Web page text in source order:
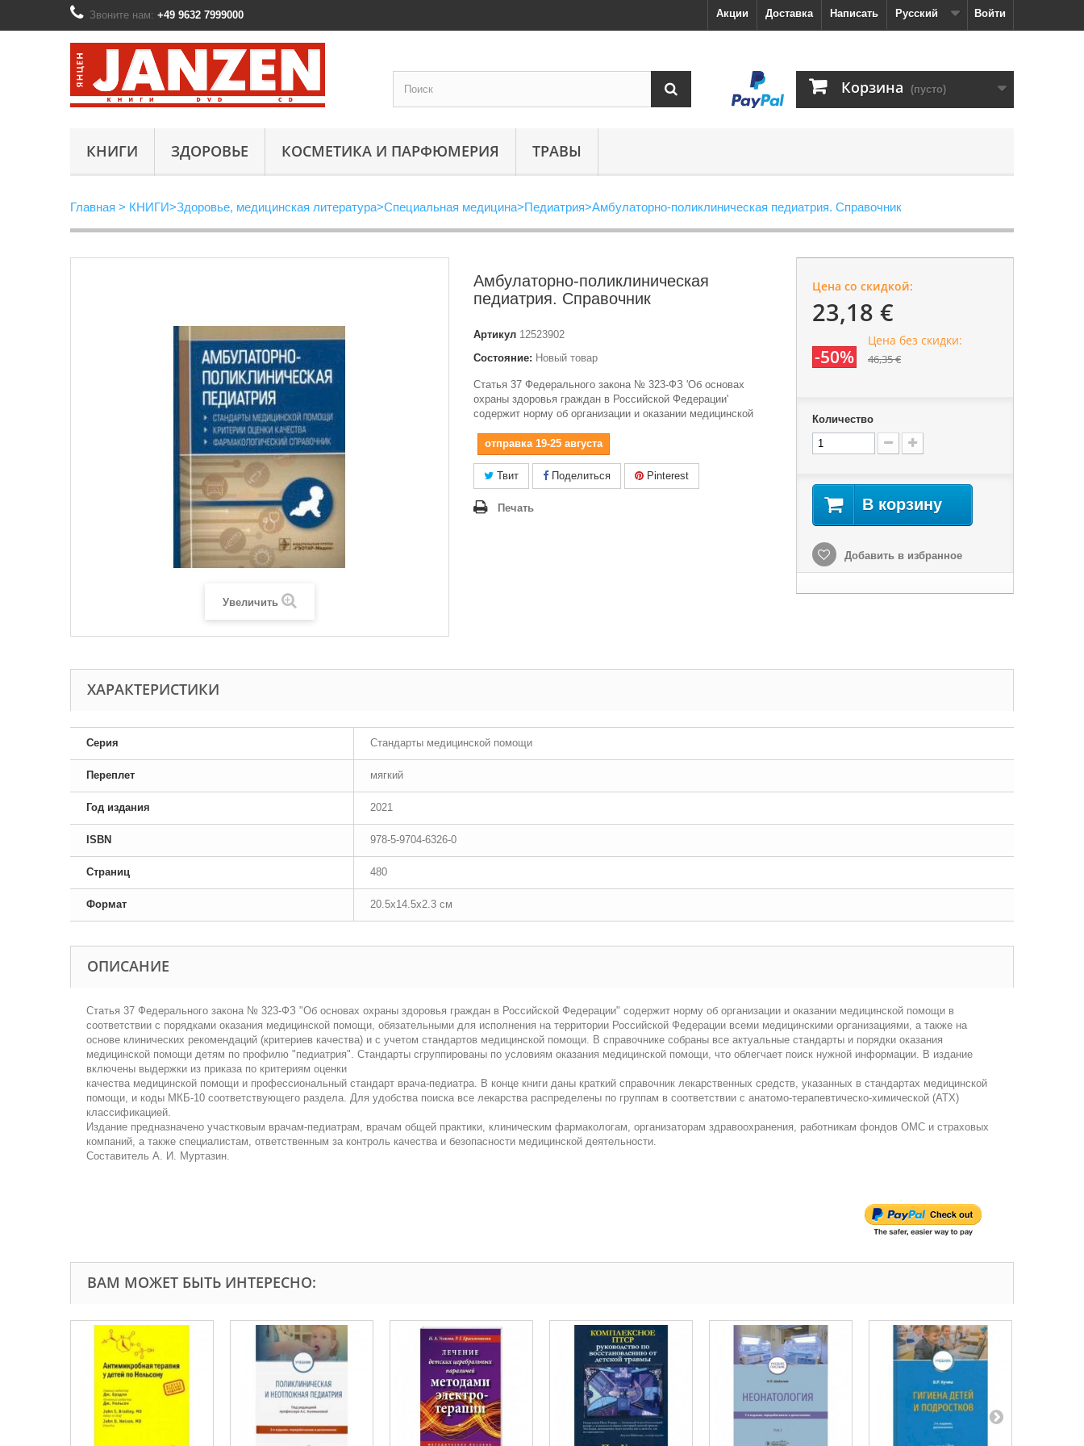
Войти
Русский
Написать
Доставка
Акции
Звоните нам: +49 9632 7999000
Корзина (пусто)
КНИГИ ЗДОРОВЬЕ КОСМЕТИКА И ПАРФЮМЕРИЯ ТРАВЫ
Главная > КНИГИ>Здоровье, медицинская литература>Специальная медицина>Педиатрия>Амбулаторно-поликлиническая педиатрия. Справочник
Увеличить
Амбулаторно-поликлиническая
педиатрия. Справочник
Артикул 12523902
Состояние: Новый товар
Статья 37 Федерального закона № 323-ФЗ 'Об основах
охраны здоровья граждан в Российской Федерации'
содержит норму об организации и оказании медицинской
отправка 19-25 августа
Твит Поделиться Pinterest
Печать
Цена со скидкой:
23,18 €
-50%
Цена без скидки:
46,35 €
Количество
В корзину
Добавить в избранное
ХАРАКТЕРИСТИКИ
Серия Стандарты медицинской помощи
Переплет мягкий
Год издания 2021
ISBN 978-5-9704-6326-0
Страниц 480
Формат 20.5x14.5x2.3 см
ОПИСАНИЕ
Статья 37 Федерального закона № 323-ФЗ "Об основах охраны здоровья граждан в Российской Федерации" содержит норму об организации и оказании медицинской помощи в
соответствии с порядками оказания медицинской помощи, обязательными для исполнения на территории Российской Федерации всеми медицинскими организациями, а также на
основе клинических рекомендаций (критериев качества) и с учетом стандартов медицинской помощи. В справочнике собраны все актуальные стандарты и порядки оказания
медицинской помощи детям по профилю "педиатрия". Стандарты сгруппированы по условиям оказания медицинской помощи, что облегчает поиск нужной информации. В издание
включены выдержки из приказа по критериям оценки
качества медицинской помощи и профессиональный стандарт врача-педиатра. В конце книги даны краткий справочник лекарственных средств, указанных в стандартах медицинской
помощи, и коды МКБ-10 соответствующего раздела. Для удобства поиска все лекарства распределены по группам в соответствии с анатомо-терапевтическо-химической (АТХ)
классификацией.
Издание предназначено участковым врачам-педиатрам, врачам общей практики, клиническим фармакологам, организаторам здравоохранения, работникам фондов ОМС и страховых
компаний, а также специалистам, ответственным за контроль качества и безопасности медицинской деятельности.
Составитель А. И. Муртазин.
ВАМ МОЖЕТ БЫТЬ ИНТЕРЕСНО: